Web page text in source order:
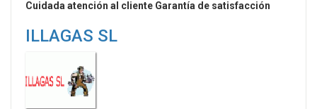
Cuidada atención al cliente Garantía de satisfacción
ILLAGAS SL